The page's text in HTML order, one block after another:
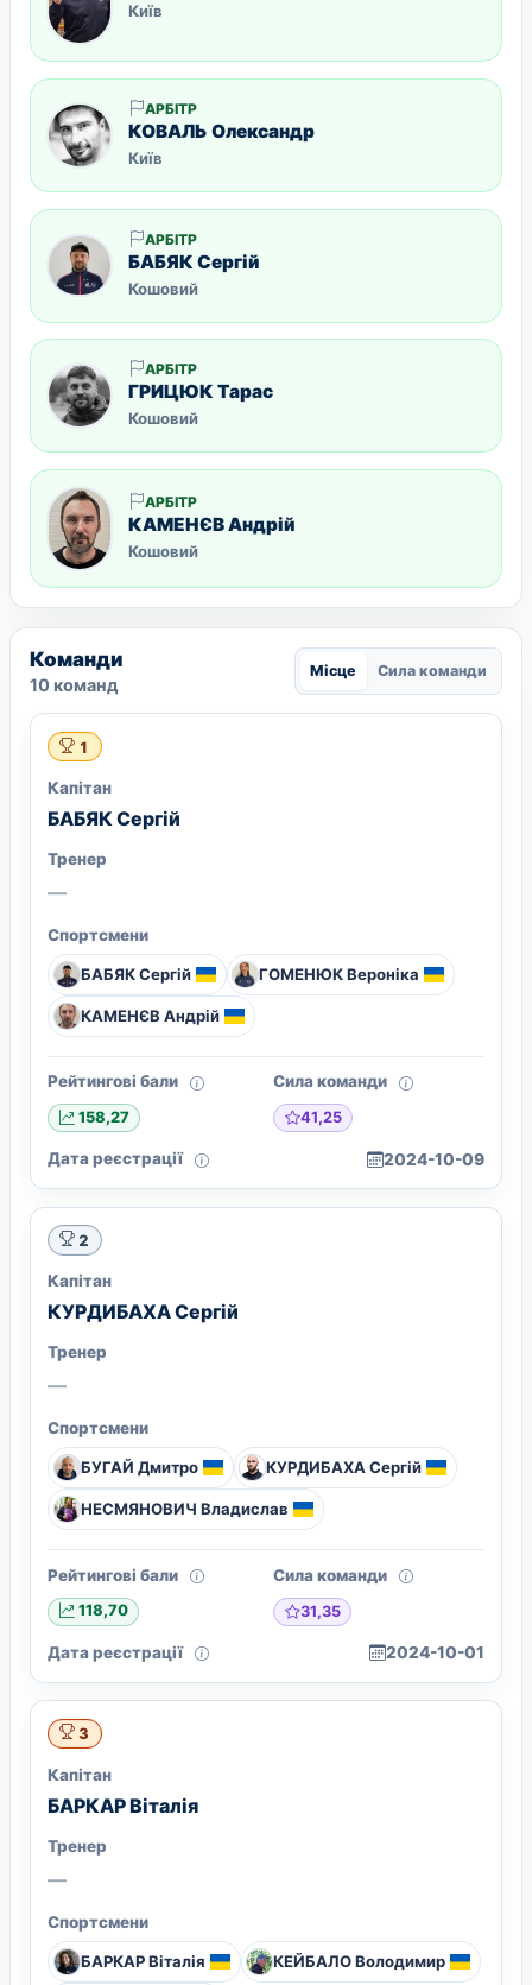
Київ
АРБІТР
КОВАЛЬ Олександр
Київ
АРБІТР
БАБЯК Сергій
Кошовий
АРБІТР
ГРИЦЮК Тарас
Кошовий
АРБІТР
КАМЕНЄВ Андрій
Кошовий
Команди
10 команд
Місце Сила команди
1
Капітан
БАБЯК Сергій
Тренер
—
Спортсмени
БАБЯК Сергій ГОМЕНЮК Вероніка
КАМЕНЄВ Андрій
Рейтингові бали
158,27
Сила команди
41,25
Дата реєстрації 2024-10-09
2
Капітан
КУРДИБАХА Сергій
Тренер
—
Спортсмени
БУГАЙ Дмитро КУРДИБАХА Сергій
НЕСМЯНОВИЧ Владислав
Рейтингові бали
118,70
Сила команди
31,35
Дата реєстрації 2024-10-01
3
Капітан
БАРКАР Віталія
Тренер
—
Спортсмени
БАРКАР Віталія КЕЙБАЛО Володимир